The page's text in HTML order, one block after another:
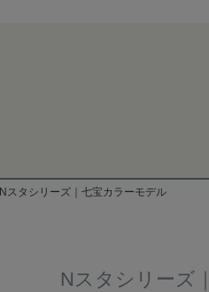
Nスタシリーズ｜七宝カラーモデル
Nスタシリーズ